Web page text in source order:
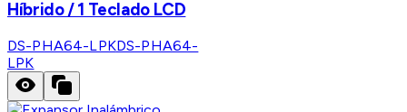
Híbrido / 1 Teclado LCD
DS-PHA64-LPKDS-PHA64-
LPK